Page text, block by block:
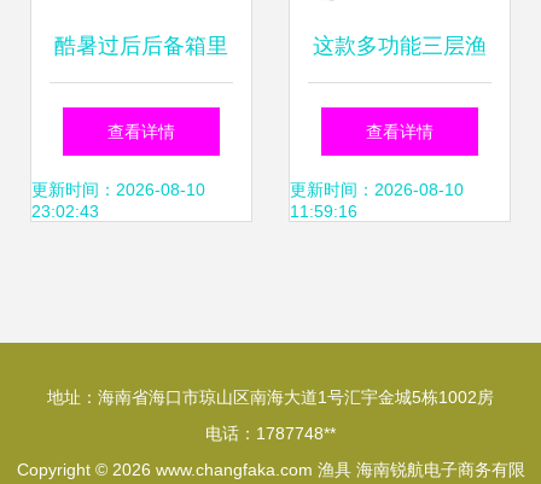
酷暑过后后备箱里
的渔具检测指南及
维护方法
查看详情
更新时间：2026-08-10
23:02:43
这款多功能三层渔
具背包到底香不
香？一个钓鱼佬的
查看详情
更新时间：2026-08-10
11:59:16
地址：海南省海口市琼山区南海大道1号汇宇金城5栋1002房
电话：1787748**
Copyright © 2026 www.changfaka.com 渔具 海南锐航电子商务有限